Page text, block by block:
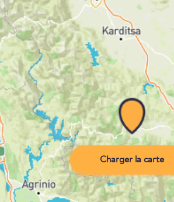
Charger la carte